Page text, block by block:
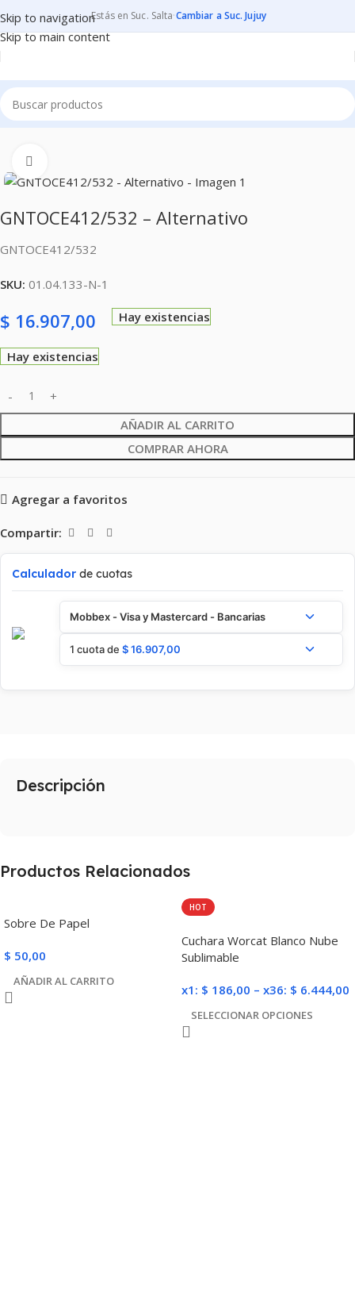
Skip to navigation
Skip to main content
Estás en Suc. Salta·Cambiar a Suc. Jujuy
Inicio CONSUMIBLES CARTUCHOS PARA IMPRESORAS
GNTOCE412/532 – Alternativo
GNTOCE412/532
SKU: 01.04.133-N-1
$ 16.907,00 Hay existencias
Hay existencias
AÑADIR AL CARRITO
COMPRAR AHORA
Agregar a favoritos
Compartir:
Calculador de cuotas
Mobbex - Visa y Mastercard - Bancarias
1 cuota de $16.907,00
Descripción
Productos Relacionados
Sobre De Papel
$ 50,00
AÑADIR AL CARRITO
HOT
Cuchara Worcat Blanco Nube
Sublimable
x1: $ 186,00 – x36: $ 6.444,00
SELECCIONAR OPCIONES